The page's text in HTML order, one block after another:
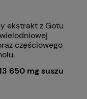
ekstrakt z Gotu
częściowego
650 mg suszu